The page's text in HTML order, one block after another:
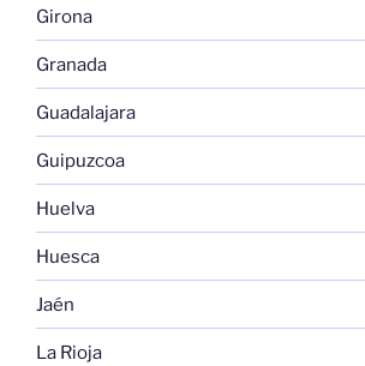
Girona
Granada
Guadalajara
Guipuzcoa
Huelva
Huesca
Jaén
La Rioja